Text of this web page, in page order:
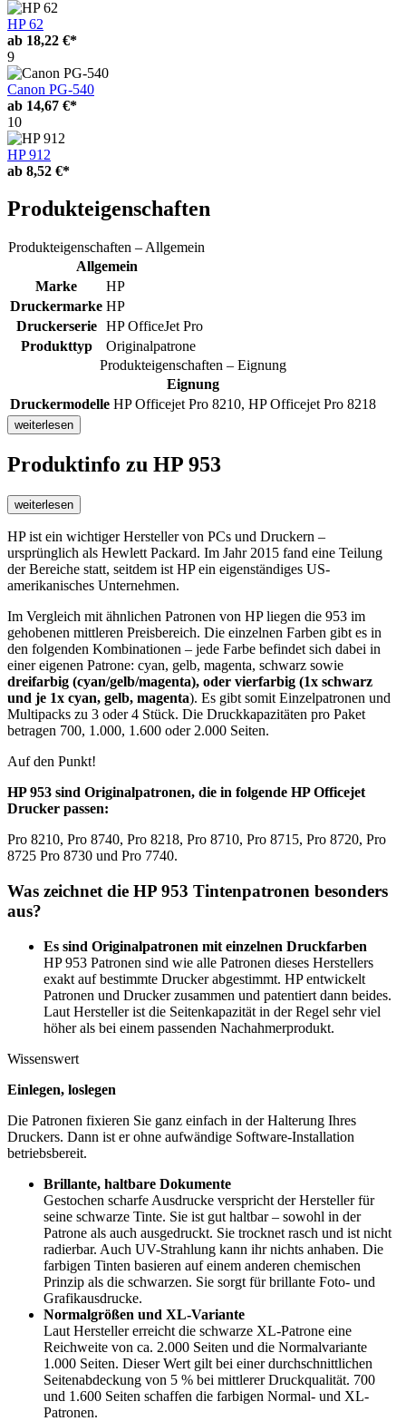
HP 62
ab 18,22 €*
9
Canon PG-540
ab 14,67 €*
10
HP 912
ab 8,52 €*
Produkteigenschaften
Produkteigenschaften – Allgemein
Allgemein
Marke
HP
Druckermarke HP
Druckerserie
HP OfficeJet Pro
Produkttyp
Originalpatrone
Produkteigenschaften – Eignung
Eignung
Druckermodelle HP Officejet Pro 8210, HP Officejet Pro 8218
weiterlesen
Produktinfo zu HP 953
weiterlesen
HP ist ein wichtiger Hersteller von PCs und Druckern –
ursprünglich als Hewlett Packard. Im Jahr 2015 fand eine Teilung
der Bereiche statt, seitdem ist HP ein eigenständiges US-
amerikanisches Unternehmen.
Im Vergleich mit ähnlichen Patronen von HP liegen die 953 im
gehobenen mittleren Preisbereich. Die einzelnen Farben gibt es in
den folgenden Kombinationen – jede Farbe befindet sich dabei in
einer eigenen Patrone: cyan, gelb, magenta, schwarz sowie
dreifarbig (cyan/gelb/magenta), oder vierfarbig (1x schwarz
und je 1x cyan, gelb, magenta). Es gibt somit Einzelpatronen und
Multipacks zu 3 oder 4 Stück. Die Druckkapazitäten pro Paket
betragen 700, 1.000, 1.600 oder 2.000 Seiten.
Auf den Punkt!
HP 953 sind Originalpatronen, die in folgende HP Officejet
Drucker passen:
Pro 8210, Pro 8740, Pro 8218, Pro 8710, Pro 8715, Pro 8720, Pro
8725 Pro 8730 und Pro 7740.
Was zeichnet die HP 953 Tintenpatronen besonders
aus?
Es sind Originalpatronen mit einzelnen Druckfarben
HP 953 Patronen sind wie alle Patronen dieses Herstellers
exakt auf bestimmte Drucker abgestimmt. HP entwickelt
Patronen und Drucker zusammen und patentiert dann beides.
Laut Hersteller ist die Seitenkapazität in der Regel sehr viel
höher als bei einem passenden Nachahmerprodukt.
Wissenswert
Einlegen, loslegen
Die Patronen fixieren Sie ganz einfach in der Halterung Ihres
Druckers. Dann ist er ohne aufwändige Software-Installation
betriebsbereit.
Brillante, haltbare Dokumente
Gestochen scharfe Ausdrucke verspricht der Hersteller für
seine schwarze Tinte. Sie ist gut haltbar – sowohl in der
Patrone als auch ausgedruckt. Sie trocknet rasch und ist nicht
radierbar. Auch UV-Strahlung kann ihr nichts anhaben. Die
farbigen Tinten basieren auf einem anderen chemischen
Prinzip als die schwarzen. Sie sorgt für brillante Foto- und
Grafikausdrucke.
Normalgrößen und XL-Variante
Laut Hersteller erreicht die schwarze XL-Patrone eine
Reichweite von ca. 2.000 Seiten und die Normalvariante
1.000 Seiten. Dieser Wert gilt bei einer durchschnittlichen
Seitenabdeckung von 5 % bei mittlerer Druckqualität. 700
und 1.600 Seiten schaffen die farbigen Normal- und XL-
Patronen.